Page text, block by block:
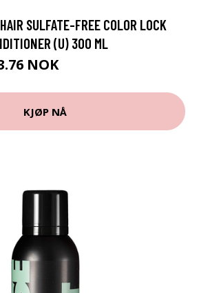
SULFATE-FREE COLOR LOCK
(U) 300 ML
NOK
KJØP NÅ